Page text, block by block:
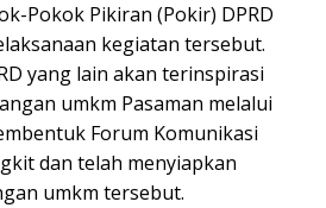
Pokok Pikiran (Pokir) DPRD
kegiatan tersebut.
yang lain akan terinspirasi
umkm Pasaman melalui
Forum Komunikasi
dan telah menyiapkan
umkm tersebut.